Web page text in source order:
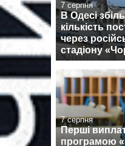
7 серпня
В Одесі
кількість
через
стадіону
7 серпня
Перші
програмою